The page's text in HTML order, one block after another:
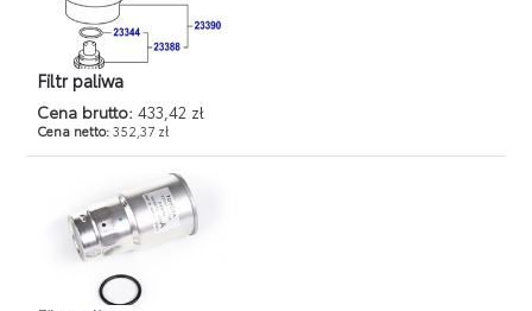
Filtr paliwa
Cena brutto: 433,42 zł
Cena netto:352,37 zł